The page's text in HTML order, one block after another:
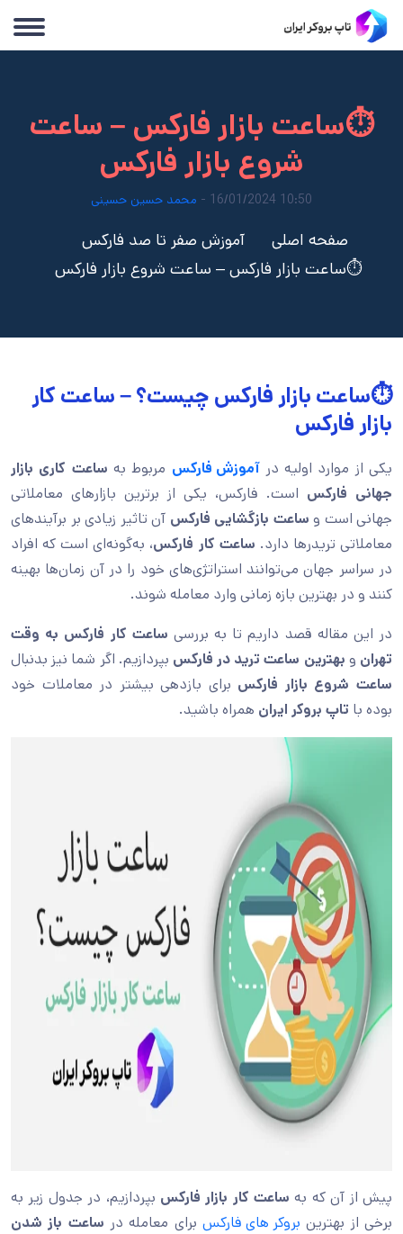
⏱️ساعت بازار فارکس – ساعت
شروع بازار فارکس
10:50 16/01/2024 - محمد حسین حسینی
صفحه اصلی
آموزش صفر تا صد فارکس
⏱️ساعت بازار فارکس – ساعت شروع بازار فارکس
⏱️ساعت بازار فارکس چیست؟ – ساعت کار
بازار فارکس
یکی از موارد اولیه درآموزش فارکس مربوط به ساعت کاری بازار
جهانی فارکس است. فارکس، یکی از برترین بازارهای معاملاتی
جهانی است و ساعت بازگشایی فارکس آن تاثیر زیادی بر برآیندهای
معاملاتی تریدرها دارد. ساعت کار فارکس، به‌گونه‌ای است که افراد
در سراسر جهان می‌توانند استراتژی‌های خود را در آن زمان‌ها بهینه
کنند و در بهترین بازه زمانی وارد معامله شوند.
در این مقاله قصد داریم تا به بررسی ساعت کار فارکس به وقت
تهران و بهترین ساعت ترید در فارکس بپردازیم. اگر شما نیز بدنبال
ساعت شروع بازار فارکس برای بازدهی بیشتر در معاملات خود
بوده با تاپ بروکر ایران همراه باشید.
پیش از آن که به ساعت کار بازار فارکس بپردازیم، در جدول زیر به
برخی از بهترین بروکر های فارکسبرای معامله در ساعت باز شدن